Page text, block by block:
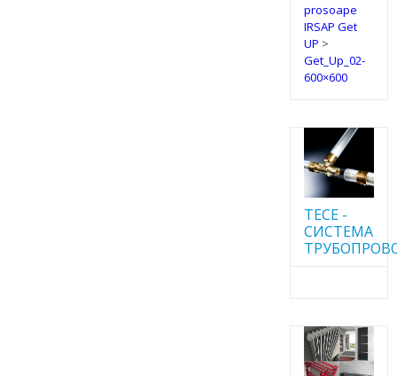
prosoape
IRSAP Get
UP >
Get_Up_02-
600×600
TECE -
CИСТЕМА